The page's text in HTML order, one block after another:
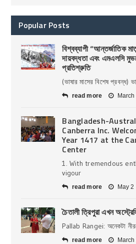
Popular Posts
বিশ্বব্যাপী “আন্তর্জাতিক
দায়বদ্ধতা এবং এমএলসি
প্রতিশ্রুতি
(ভাষার মাসের বিশেষ প্রবন্ধ)
read more March
Bangladesh-
Canberra Inc.
Year 1417 at the
Center
1. With tremendous
vigour
read more May 2
চৈতালী ত্রিপুরা এখন
Pallab Rangei: অনেকটা
read more